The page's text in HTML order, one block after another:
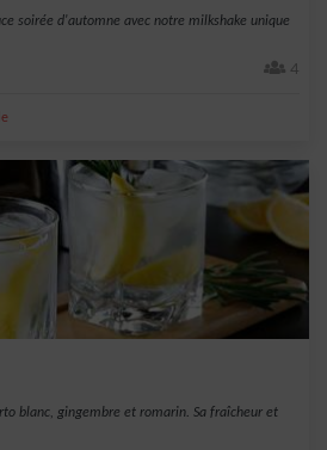
soirée d'automne avec notre milkshake unique
4
blanc, gingembre et romarin. Sa fraîcheur et